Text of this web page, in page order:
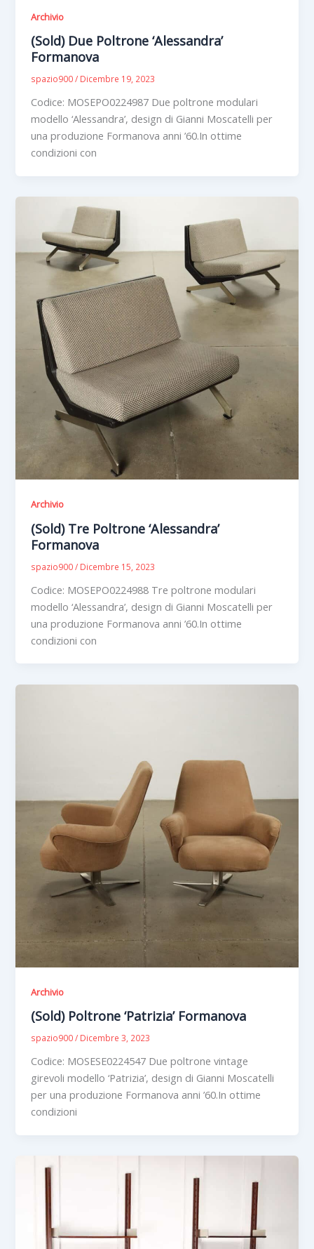
Archivio
(Sold) Due Poltrone ‘Alessandra’
Formanova
spazio900/ Dicembre 19, 2023
Codice: MOSEPO0224987 Due poltrone modulari
modello ‘Alessandra’, design di Gianni Moscatelli per
una produzione Formanova anni ’60.In ottime
condizioni con
Archivio
(Sold) Tre Poltrone ‘Alessandra’
Formanova
spazio900/ Dicembre 15, 2023
Codice: MOSEPO0224988 Tre poltrone modulari
modello ‘Alessandra’, design di Gianni Moscatelli per
una produzione Formanova anni ’60.In ottime
condizioni con
Archivio
(Sold) Poltrone ‘Patrizia’ Formanova
spazio900/ Dicembre 3, 2023
Codice: MOSESE0224547 Due poltrone vintage
girevoli modello ‘Patrizia’, design di Gianni Moscatelli
per una produzione Formanova anni ’60.In ottime
condizioni